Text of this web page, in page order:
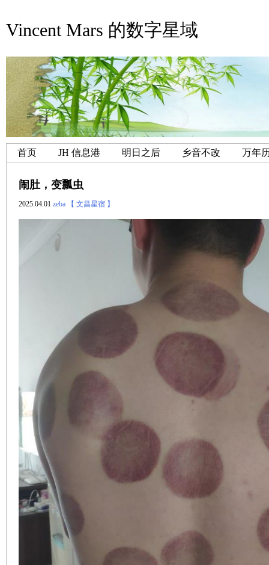
Vincent Mars 的数字星域
首页 JH 信息港 明日之后 乡音不改 万年
闹肚，变瓢虫
2025.04.01 zeba 【 文昌星宿 】